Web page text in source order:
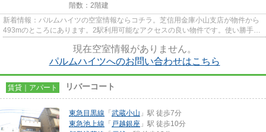
階数：2階建
新着情報：パルムハイツの空室情報ならコチラ。芝信用金庫小山支店が物件から
493mのところにあります。2駅利用可能なアクセスの良い物件です。使い勝手の
現在空室情報がありません。
パルムハイツへのお問い合わせはこちら
賃貸｜アパート リバーコート
東急目黒線 「 武蔵小山 」駅 徒歩7分
東急池上線 「 戸越銀座 」駅 徒歩10分